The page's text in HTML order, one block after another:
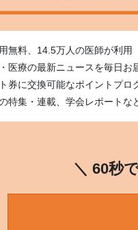
無料、14.5万人の医師が利用
医療の最新ニュースを毎日お
券に交換可能なポイントプロ
特集・連載、学会レポートな
＼ 60秒